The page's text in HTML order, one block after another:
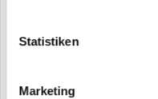
Statistiken
Marketing